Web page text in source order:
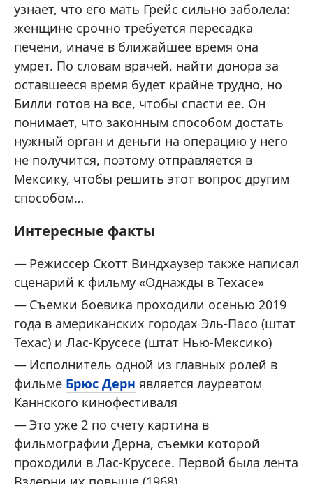
узнает, что его мать Грейс сильно заболела:
женщине срочно требуется пересадка
печени, иначе в ближайшее время она
умрет. По словам врачей, найти донора за
оставшееся время будет крайне трудно, но
Билли готов на все, чтобы спасти ее. Он
понимает, что законным способом достать
нужный орган и деньги на операцию у него
не получится, поэтому отправляется в
Мексику, чтобы решить этот вопрос другим
способом…
Интересные факты
Режиссер Скотт Виндхаузер также написал
сценарий к фильму «Однажды в Техасе»
Съемки боевика проходили осенью 2019
года в американских городах Эль-Пасо (штат
Техас) и Лас-Крусесе (штат Нью-Мексико)
Исполнитель одной из главных ролей в
фильме Брюс Дерн является лауреатом
Каннского кинофестиваля
Это уже 2 по счету картина в
фильмографии Дерна, съемки которой
проходили в Лас-Крусесе. Первой была лента